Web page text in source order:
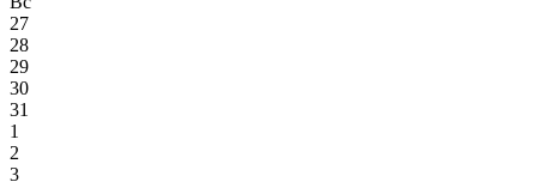
27
28
29
30
31
1
2
3